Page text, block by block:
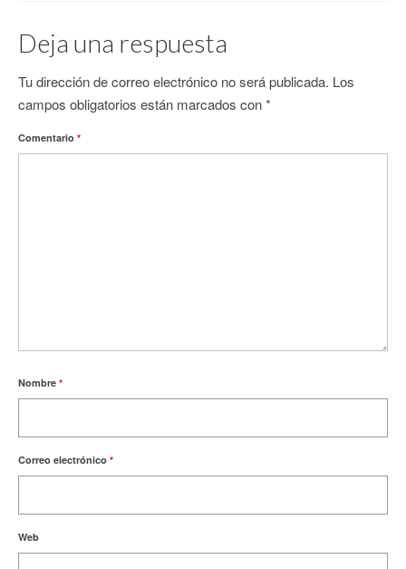
Deja una respuesta
Tu dirección de correo electrónico no será publicada. Los
campos obligatorios están marcados con*
Comentario *
Nombre *
Correo electrónico *
Web